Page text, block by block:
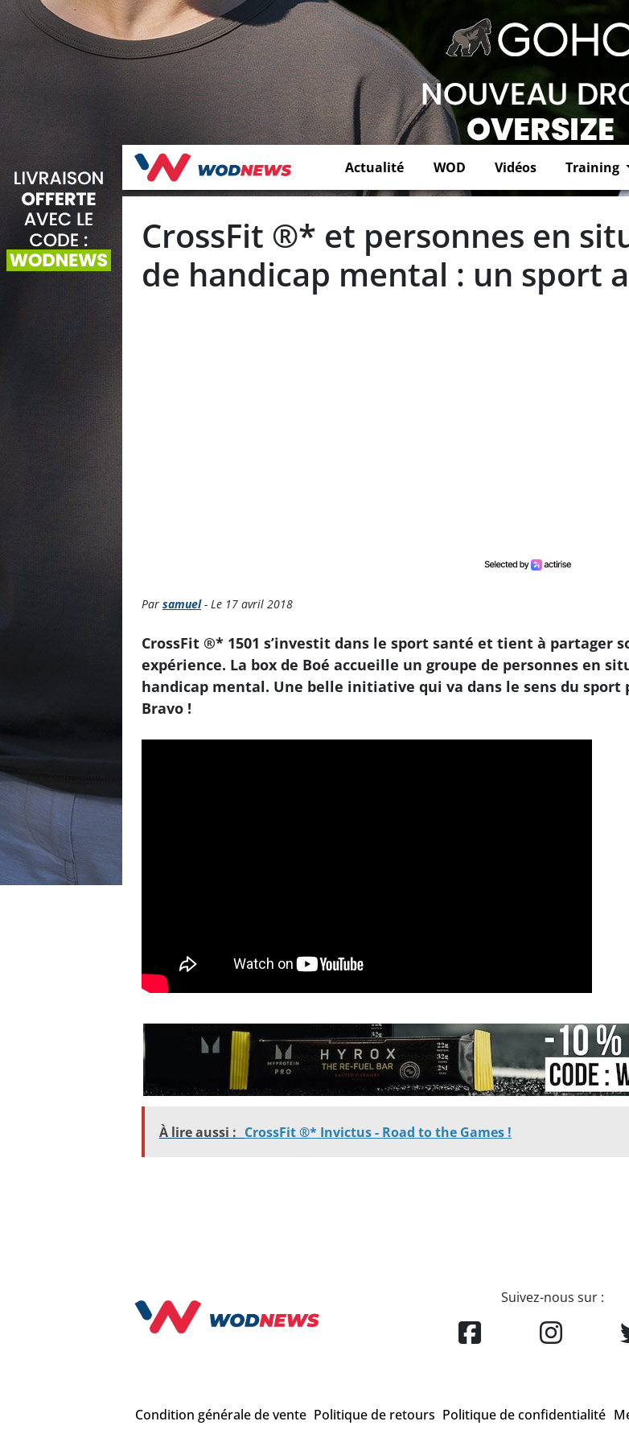
Actualité WOD Vidéos Training
CrossFit ®* et personnes en
de handicap mental : un sport
Par samuel- Le 17 avril 2018
CrossFit ®* 1501 s’investit dans le sport santé et tient à partager
expérience. La box de Boé accueille un groupe de personnes en
handicap mental. Une belle initiative qui va dans le sens du sport
Bravo !
À lire aussi : CrossFit ®* Invictus - Road to the Games !
Suivez-nous sur :
Condition générale de vente Politique de retours Politique de confidentialité